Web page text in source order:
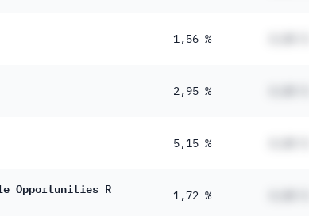
1,56 %
2,95 %
5,15 %
Opportunities R 1,72 %